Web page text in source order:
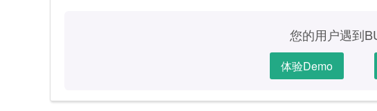
您的用户遇到
体验Demo